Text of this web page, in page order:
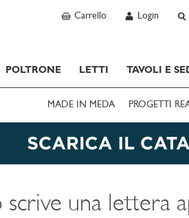
Carrello Login
POLTRONE LETTI TAVOLI E
MADE IN MEDA PROGETTI
una lettera